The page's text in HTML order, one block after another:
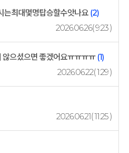
는최대몇명탑승할수앗나요 (2)
2026.06.26( 9:23 )
않으셨으면 좋겠어요ㅠㅠㅠㅠ (1)
2026.06.22( 1:29 )
2026.06.21( 11:25 )